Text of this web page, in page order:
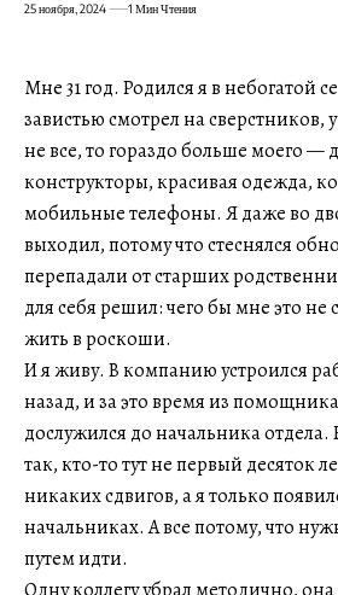
25 ноября, 2024 1 Мин Чтения
Мне 31 год. Родился я в небогатой
завистью смотрел на сверстников,
не все, то гораздо больше моего —
конструкторы, красивая одежда,
мобильные телефоны. Я даже во
выходил, потому что стеснялся
перепадали от старших
для себя решил: чего бы мне это не
жить в роскоши.
И я живу. В компанию устроился
назад, и за это время из
дослужился до начальника
так, кто-то тут не первый десяток
никаких сдвигов, а я только
начальниках. А все потому, что
путем идти.